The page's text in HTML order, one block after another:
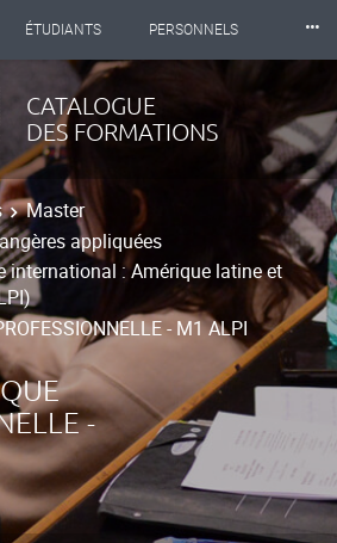
ÉTUDIANTS PERSONNELS
2
⸱⸱⸱
CATALOGUE
DES FORMATIONS
Master
appliquées
international : Amérique latine et
- M1 ALPI
-